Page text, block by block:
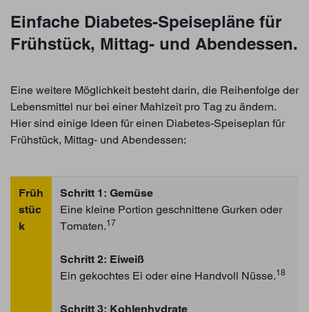
Einfache Diabetes-Speisepläne für
Frühstück, Mittag- und Abendessen.
Eine weitere Möglichkeit besteht darin, die Reihenfolge der
Lebensmittel nur bei einer Mahlzeit pro Tag zu ändern.
Hier sind einige Ideen für einen Diabetes-Speiseplan für
Frühstück, Mittag- und Abendessen:
Früh
stüc
k
Schritt 1: Gemüse
Eine kleine Portion geschnittene Gurken oder
Tomaten.17
Schritt 2: Eiweiß
Ein gekochtes Ei oder eine Handvoll Nüsse.18
Schritt 3: Kohlenhydrate